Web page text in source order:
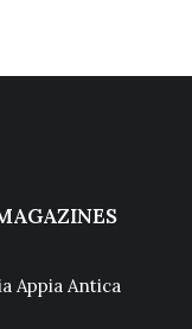
Appia Antica